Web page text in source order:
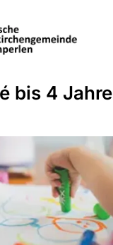
bis 4 Jahre